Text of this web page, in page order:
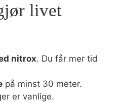
livet
nitrox. Du får mer tid
på minst 30 meter.
er vanlige.